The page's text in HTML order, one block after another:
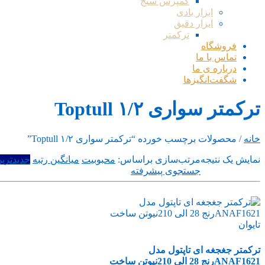
ابزار بادی
ابزار دقیق
ترکمتر
فروشگاه
تماس با ما
درباره ی ما
شگفت‌انگیزها
ترکمتر سواری ۱/۲ Toptull
خانه / محصولات برچسب خورده “ترکمتر سواری ۱/۲ Toptull”
نمایش یک نتیجهمرتب‌سازی براساس: محبوبیت میانگین رتبه
جستجوی پیشرفته
ترکمتر جغجغه ای تاپتول مدل
ANAF1621رنج 28 الی 210نیوتن ساخت